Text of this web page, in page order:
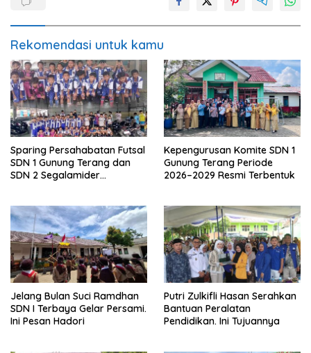
Rekomendasi untuk kamu
Sparing Persahabatan Futsal
SDN 1 Gunung Terang dan
SDN 2 Segalamider
Kepengurusan Komite SDN 1
Gunung Terang Periode
2026–2029 Resmi Terbentuk
Jelang Bulan Suci Ramdhan
SDN I Terbaya Gelar Persami.
Ini Pesan Hadori
Putri Zulkifli Hasan Serahkan
Bantuan Peralatan
Pendidikan. Ini Tujuannya